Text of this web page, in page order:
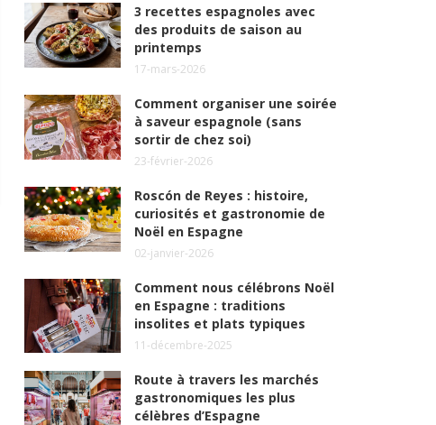
3 recettes espagnoles avec
des produits de saison au
printemps
17-mars-2026
Comment organiser une soirée
à saveur espagnole (sans
sortir de chez soi)
23-février-2026
Roscón de Reyes : histoire,
curiosités et gastronomie de
Noël en Espagne
02-janvier-2026
Comment nous célébrons Noël
en Espagne : traditions
insolites et plats typiques
11-décembre-2025
Route à travers les marchés
gastronomiques les plus
célèbres d’Espagne